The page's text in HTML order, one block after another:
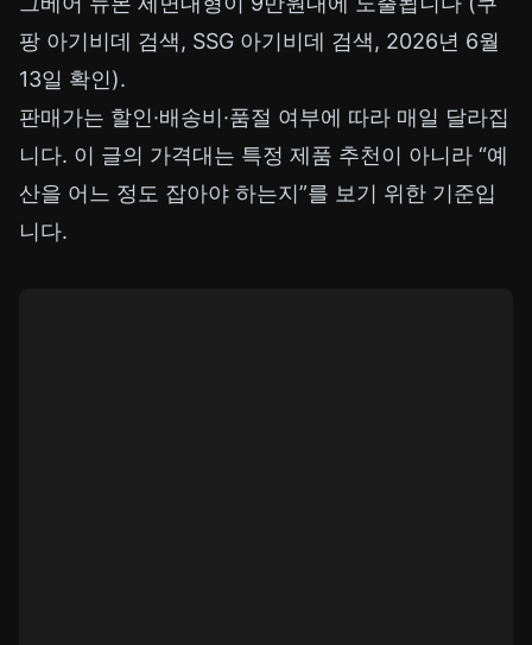
팡 아기비데 검색, SSG 아기비데 검색, 2026년 6월
13일 확인).
판매가는 할인·배송비·품절 여부에 따라 매일 달라집
니다. 이 글의 가격대는 특정 제품 추천이 아니라 “예
산을 어느 정도 잡아야 하는지”를 보기 위한 기준입
니다.